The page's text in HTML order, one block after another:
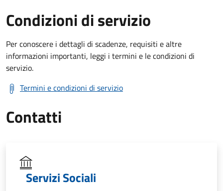
Condizioni di servizio
Per conoscere i dettagli di scadenze, requisiti e altre
informazioni importanti, leggi i termini e le condizioni di
servizio.
Termini e condizioni di servizio
Contatti
Servizi Sociali